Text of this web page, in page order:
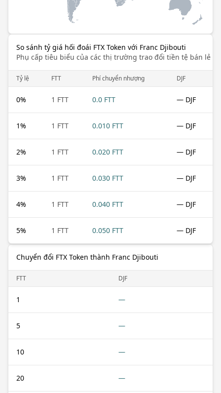
So sánh tỷ giá hối đoái FTX Token với Franc Djibouti
Phụ cấp tiêu biểu của các thị trường trao đổi tiền tệ bán lẻ
Tỷ lệ FTT Phí chuyển nhượng DJF
0% 1 FTT 0.0 FTT — DJF
1% 1 FTT 0.010 FTT — DJF
2% 1 FTT 0.020 FTT — DJF
3% 1 FTT 0.030 FTT — DJF
4% 1 FTT 0.040 FTT — DJF
5% 1 FTT 0.050 FTT — DJF
Chuyển đổi FTX Token thành Franc Djibouti
FTT DJF
1 —
5 —
10 —
20 —